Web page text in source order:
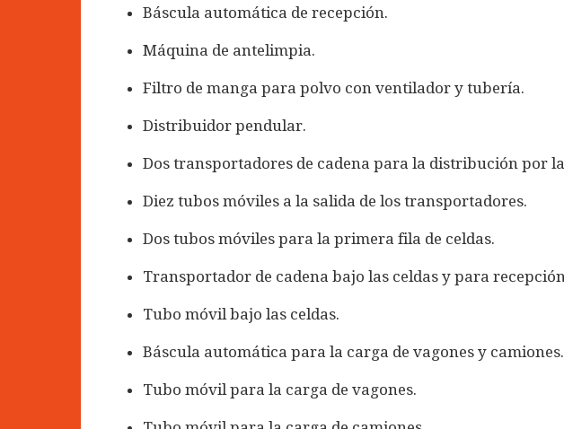
Báscula automática de recepción.
Máquina de antelimpia.
Filtro de manga para polvo con ventilador y tubería.
Distribuidor pendular.
Dos transportadores de cadena para la distribución por
Diez tubos móviles a la salida de los transportadores.
Dos tubos móviles para la primera fila de celdas.
Transportador de cadena bajo las celdas y para
Tubo móvil bajo las celdas.
Báscula automática para la carga de vagones y camiones.
Tubo móvil para la carga de vagones.